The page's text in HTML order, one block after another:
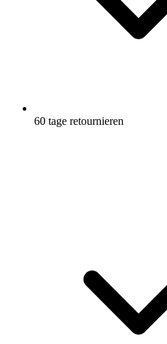
60 tage retournieren